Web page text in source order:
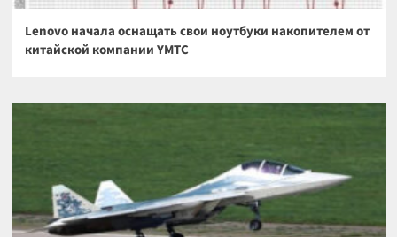
Lenovo начала оснащать свои ноутбуки накопителем от
китайской компании YMTC